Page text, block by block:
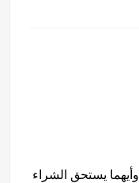
مقارنة بين IPhone 13 وiPhone 14 وأيهما يستحق الشراء